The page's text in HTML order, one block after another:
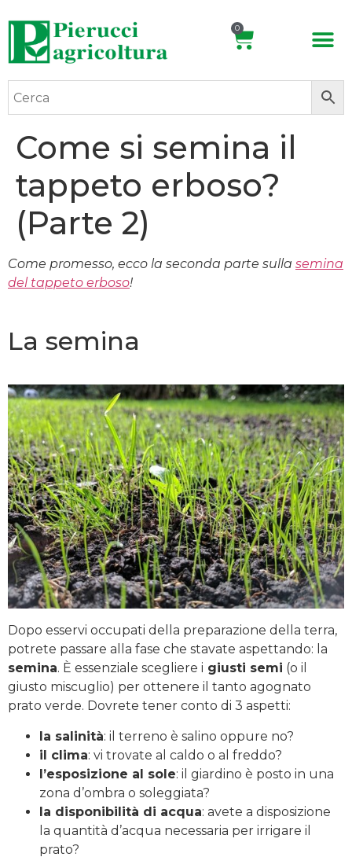
0
Come si semina il
tappeto erboso?
(Parte 2)
Come promesso, ecco la seconda parte sulla semina
del tappeto erboso!
La semina
Dopo esservi occupati della preparazione della terra,
potrete passare alla fase che stavate aspettando: la
semina. È essenziale scegliere i giusti semi (o il
giusto miscuglio) per ottenere il tanto agognato
prato verde. Dovrete tener conto di 3 aspetti:
la salinità: il terreno è salino oppure no?
il clima: vi trovate al caldo o al freddo?
l’esposizione al sole: il giardino è posto in una
zona d’ombra o soleggiata?
la disponibilità di acqua: avete a disposizione
la quantità d’acqua necessaria per irrigare il
prato?